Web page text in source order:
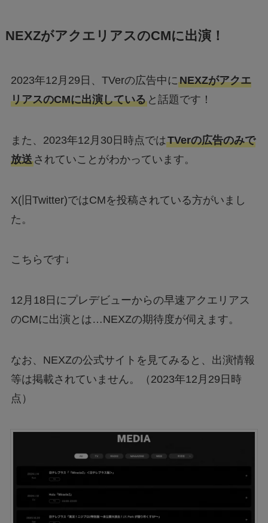
NEXZがアクエリアスのCMに出演！
2023年12月29日、TVerの広告中にNEXZがアクエ
リアスのCMに出演していると話題です！
また、2023年12月30日時点ではTVerの広告のみで
放送されていことがわかっています。
X(旧Twitter)ではCMを投稿されている方がいまし
た。
こちらです↓
12月18日にプレデビューからの早速アクエリアス
のCMに出演とは…NEXZの期待度が伺えます。
なお、NEXZの公式サイトを見てみると、出演情報
等は掲載されていません。（2023年12月29日時
点）